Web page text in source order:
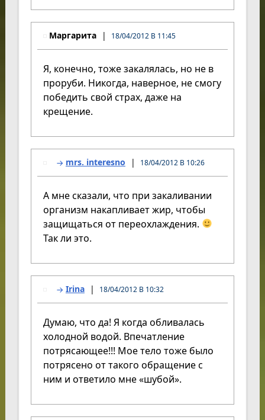
Маргарита 18/04/2012 В 11:45
Я, конечно, тоже закалялась, но не в
проруби. Никогда, наверное, не смогу
победить свой страх, даже на
крещение.
mrs. interesno 18/04/2012 В 10:26
А мне сказали, что при закаливании
организм накапливает жир, чтобы
защищаться от переохлаждения.
Так ли это.
Irina 18/04/2012 В 10:32
Думаю, что да! Я когда обливалась
холодной водой. Впечатление
потрясающее!!! Мое тело тоже было
потрясено от такого обращение с
ним и ответило мне «шубой».